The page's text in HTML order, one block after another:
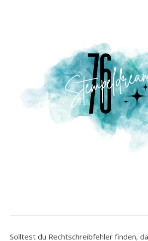
Solltest du Rechtschreibfehler finden,